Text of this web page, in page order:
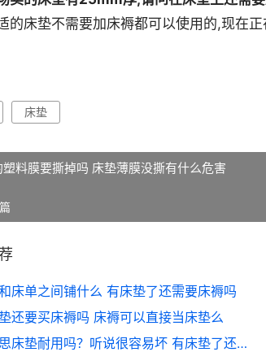
的床垫不需要加床褥都可以使用的,现在
床垫
塑料膜要撕掉吗 床垫薄膜没撕有什么危害
床单之间铺什么 有床垫了还需要床褥吗
还要买床褥吗 床褥可以直接当床垫么
席梦思床垫耐用吗？听说很容易坏 有床垫了还需要床褥吗